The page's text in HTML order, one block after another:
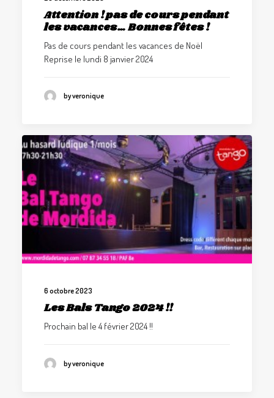
Attention ! pas de cours pendant
les vacances… Bonnes fêtes !
Pas de cours pendant les vacances de Noël
Reprise le lundi 8 janvier 2024
by veronique
6 octobre 2023
Les Bals Tango 2024 !!
Prochain bal le 4 février 2024 !!
by veronique